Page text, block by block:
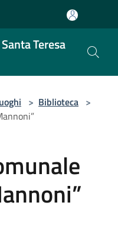
Teresa
> Biblioteca >